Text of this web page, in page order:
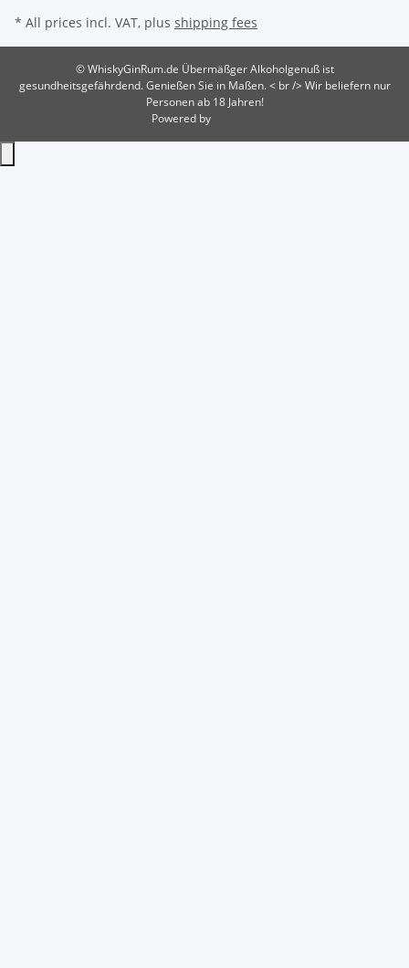
* All prices incl. VAT, plus shipping fees
© WhiskyGinRum.de Übermäßger Alkoholgenuß ist
gesundheitsgefährdend. Genießen Sie in Maßen. < br /> Wir beliefern nur
Personen ab 18 Jahren!
Powered by